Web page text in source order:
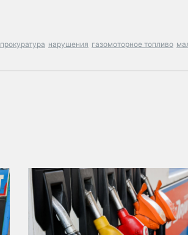
прокуратура нарушения газомоторное топливо